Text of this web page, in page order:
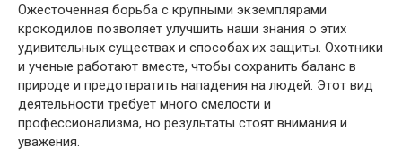
Ожесточенная борьба с крупными экземплярами
крокодилов позволяет улучшить наши знания о этих
удивительных существах и способах их защиты. Охотники
и ученые работают вместе, чтобы сохранить баланс в
природе и предотвратить нападения на людей. Этот вид
деятельности требует много смелости и
профессионализма, но результаты стоят внимания и
уважения.